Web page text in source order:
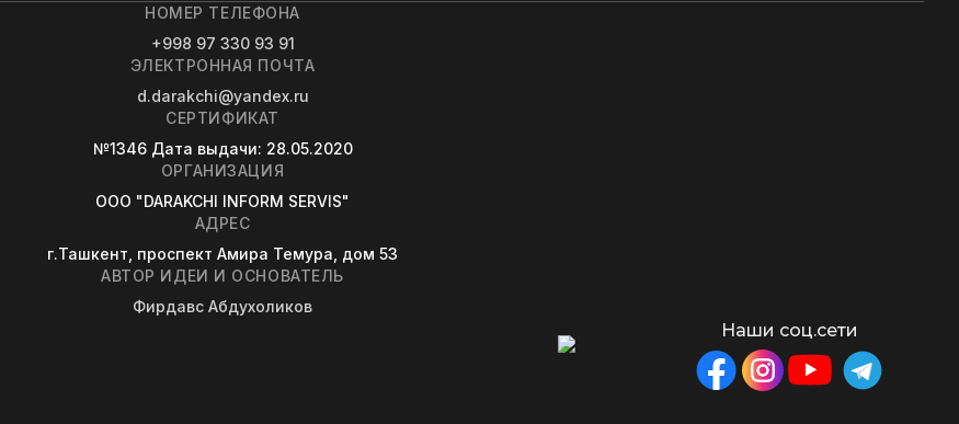
НОМЕР ТЕЛЕФОНА
+998 97 330 93 91
ЭЛЕКТРОННАЯ ПОЧТА
d.darakchi@yandex.ru
СЕРТИФИКАТ
№1346 Дата выдачи: 28.05.2020
ОРГАНИЗАЦИЯ
OOO "DARAKCHI INFORM SERVIS"
АДРЕС
г.Ташкент, проспект Амира Темура, дом 53
АВТОР ИДЕИ И ОСНОВАТЕЛЬ
Фирдавс Абдухоликов
Наши соц.сети